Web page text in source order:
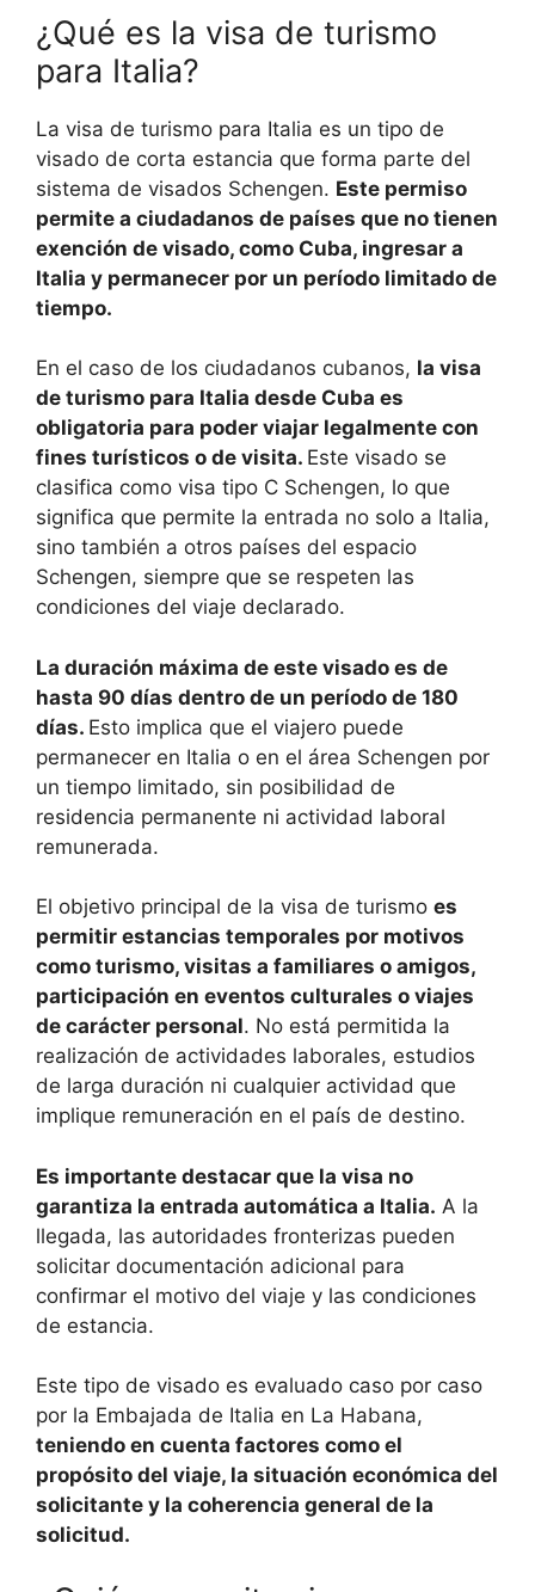
¿Qué es la visa de turismo
para Italia?
La visa de turismo para Italia es un tipo de
visado de corta estancia que forma parte del
sistema de visados Schengen. Este permiso
permite a ciudadanos de países que no tienen
exención de visado, como Cuba, ingresar a
Italia y permanecer por un período limitado de
tiempo.
En el caso de los ciudadanos cubanos, la visa
de turismo para Italia desde Cuba es
obligatoria para poder viajar legalmente con
fines turísticos o de visita. Este visado se
clasifica como visa tipo C Schengen, lo que
significa que permite la entrada no solo a Italia,
sino también a otros países del espacio
Schengen, siempre que se respeten las
condiciones del viaje declarado.
La duración máxima de este visado es de
hasta 90 días dentro de un período de 180
días. Esto implica que el viajero puede
permanecer en Italia o en el área Schengen por
un tiempo limitado, sin posibilidad de
residencia permanente ni actividad laboral
remunerada.
El objetivo principal de la visa de turismo es
permitir estancias temporales por motivos
como turismo, visitas a familiares o amigos,
participación en eventos culturales o viajes
de carácter personal. No está permitida la
realización de actividades laborales, estudios
de larga duración ni cualquier actividad que
implique remuneración en el país de destino.
Es importante destacar que la visa no
garantiza la entrada automática a Italia. A la
llegada, las autoridades fronterizas pueden
solicitar documentación adicional para
confirmar el motivo del viaje y las condiciones
de estancia.
Este tipo de visado es evaluado caso por caso
por la Embajada de Italia en La Habana,
teniendo en cuenta factores como el
propósito del viaje, la situación económica del
solicitante y la coherencia general de la
solicitud.